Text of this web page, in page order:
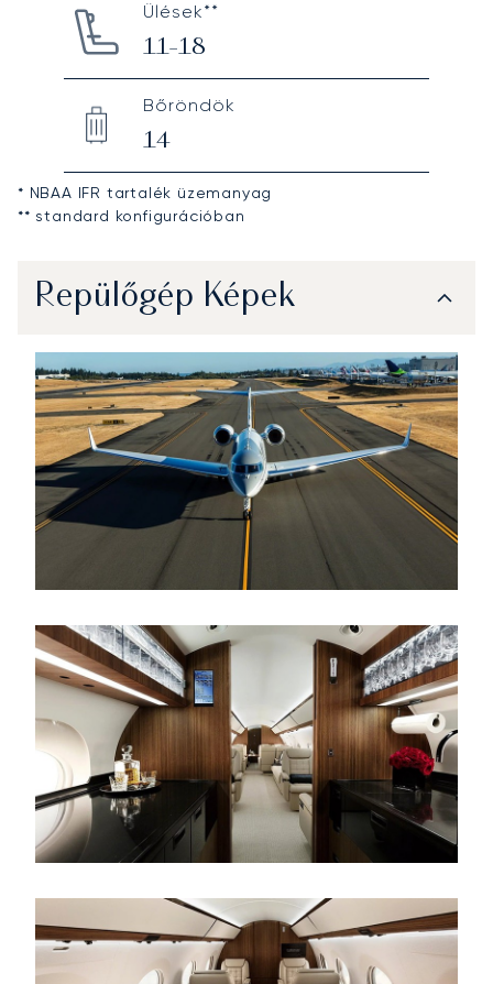
Ülések**
11-18
Bőröndök
14
* NBAA IFR tartalék üzemanyag
** standard konfigurációban
Repülőgép Képek